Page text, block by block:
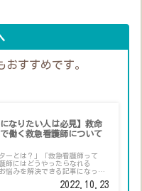
すすめです。
になりたい人は必見】救命
働く救急看護師について
ーとは？」「救急看護師って
師にはどうやったらなれる
悩みを解決できる記事になって
ます。
2022.10.23